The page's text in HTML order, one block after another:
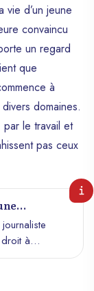
d’un jeune
convaincu
un regard
que
à
domaines.
par le travail et
pas ceux
Pour
à
né le 13